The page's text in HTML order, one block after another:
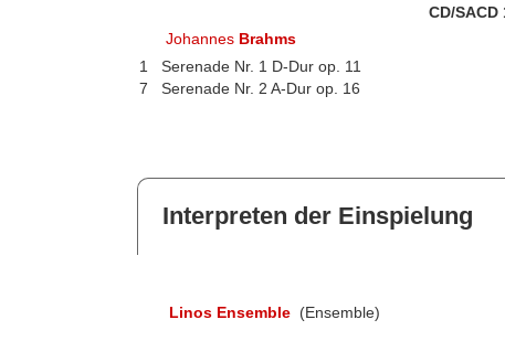
CD/SACD
Johannes Brahms
1
Serenade Nr. 1 D-Dur op. 11
7
Serenade Nr. 2 A-Dur op. 16
Interpreten der Einspielung
Linos Ensemble (Ensemble)